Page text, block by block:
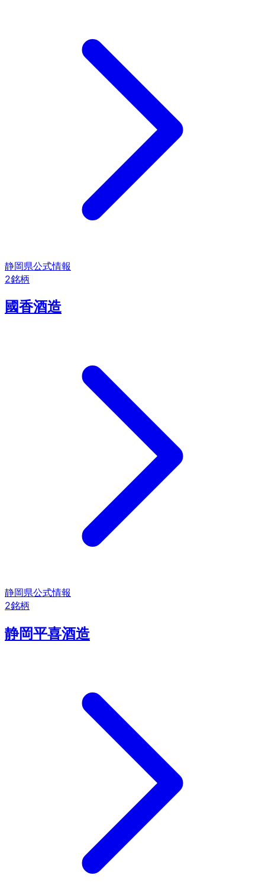
静岡県公式情報
2銘柄
國香酒造
静岡県公式情報
2銘柄
静岡平喜酒造